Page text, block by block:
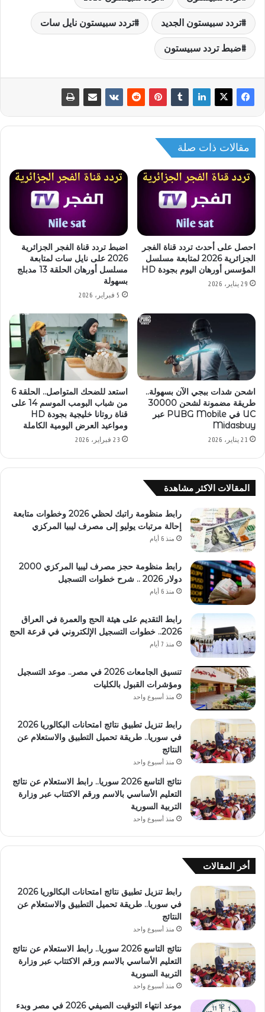
تردد سبيستون الجديد تردد سبيستون نايل سات
ضبط تردد سبيستون
مقالات ذات صلة
احصل على أحدث تردد قناة الفجر
الجزائرية 2026 لمتابعة مسلسل
المؤسس أورهان اليوم بجودة HD
29 يناير، 2026
اضبط تردد قناة الفجر الجزائرية
2026 على نايل سات لمتابعة
مسلسل أورهان الحلقة 13 مدبلج
بسهولة
5 فبراير، 2026
اشحن شدات ببجي الآن بسهولة..
طريقة مضمونة لشحن 30000
UC في PUBG Mobile عبر
Midasbuy
21 يناير، 2026
استعد للضحك المتواصل.. الحلقة 6
من شباب البومب الموسم 14 على
قناة روتانا خليجية بجودة HD
ومواعيد العرض اليومية الكاملة
23 فبراير، 2026
المقالات الاكثر مشاهدة
رابط منظومة راتبك لحظي 2026 وخطوات متابعة
إحالة مرتبات يوليو إلى مصرف ليبيا المركزي
منذ 6 أيام
رابط منظومة حجز مصرف ليبيا المركزي 2000
دولار 2026 .. شرح خطوات التسجيل
منذ 6 أيام
رابط التقديم على هيئة الحج والعمرة في العراق
2026.. خطوات التسجيل الإلكتروني في قرعة الحج
منذ 7 أيام
تنسيق الجامعات 2026 في مصر.. موعد التسجيل
ومؤشرات القبول بالكليات
منذ أسبوع واحد
رابط تنزيل تطبيق نتائج امتحانات البكالوريا 2026
في سوريا.. طريقة تحميل التطبيق والاستعلام عن
النتائج
منذ أسبوع واحد
نتائج التاسع 2026 سوريا.. رابط الاستعلام عن نتائج
التعليم الأساسي بالاسم ورقم الاكتتاب عبر وزارة
التربية السورية
منذ أسبوع واحد
أخر المقالات
رابط تنزيل تطبيق نتائج امتحانات البكالوريا 2026
في سوريا.. طريقة تحميل التطبيق والاستعلام عن
النتائج
منذ أسبوع واحد
نتائج التاسع 2026 سوريا.. رابط الاستعلام عن نتائج
التعليم الأساسي بالاسم ورقم الاكتتاب عبر وزارة
التربية السورية
منذ أسبوع واحد
موعد انتهاء التوقيت الصيفي 2026 في مصر وبدء